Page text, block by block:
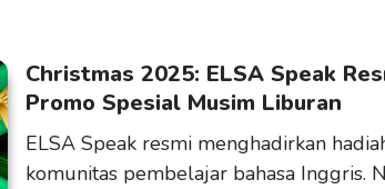
Christmas 2025: ELSA Speak
Promo Spesial Musim Liburan
ELSA Speak resmi menghadirkan
komunitas pembelajar bahasa Inggris.